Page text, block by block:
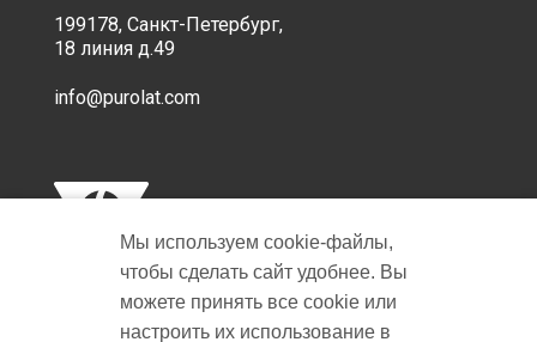
199178, Санкт-Петербург,
18 линия д.49
info@purolat.com
Мы используем cookie‑файлы,
чтобы сделать сайт удобнее. Вы
можете принять все cookie или
настроить их использование в